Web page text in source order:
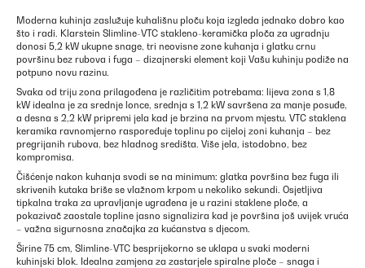
Moderna kuhinja zaslužuje kuhališnu ploču koja izgleda jednako dobro kao
što i radi. Klarstein Slimline-VTC stakleno-keramička ploča za ugradnju
donosi 5,2 kW ukupne snage, tri neovisne zone kuhanja i glatku crnu
površinu bez rubova i fuga – dizajnerski element koji Vašu kuhinju podiže na
potpuno novu razinu.
Svaka od triju zona prilagođena je različitim potrebama: lijeva zona s 1,8
kW idealna je za srednje lonce, srednja s 1,2 kW savršena za manje posuđe,
a desna s 2,2 kW pripremi jela kad je brzina na prvom mjestu. VTC staklena
keramika ravnomjerno raspoređuje toplinu po cijeloj zoni kuhanja – bez
pregrijanih rubova, bez hladnog središta. Više jela, istodobno, bez
kompromisa.
Čišćenje nakon kuhanja svodi se na minimum: glatka površina bez fuga ili
skrivenih kutaka briše se vlažnom krpom u nekoliko sekundi. Osjetljiva
tipkalna traka za upravljanje ugrađena je u razini staklene ploče, a
pokazivač zaostale topline jasno signalizira kad je površina još uvijek vruća
– važna sigurnosna značajka za kućanstva s djecom.
Širine 75 cm, Slimline-VTC besprijekorno se uklapa u svaki moderni
kuhinjski blok. Idealna zamjena za zastarjele spiralne ploče – snaga i